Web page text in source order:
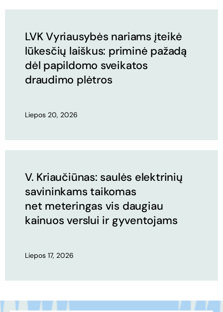
LVK Vyriausybės nariams įteikė
lūkesčių laiškus: priminė pažadą
dėl papildomo sveikatos
draudimo plėtros
Liepos 20, 2026
V. Kriaučiūnas: saulės elektrinių
savininkams taikomas
net meteringas vis daugiau
kainuos verslui ir gyventojams
Liepos 17, 2026